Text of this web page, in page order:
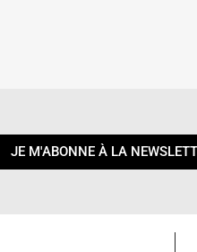
JE M'ABONNE À LA